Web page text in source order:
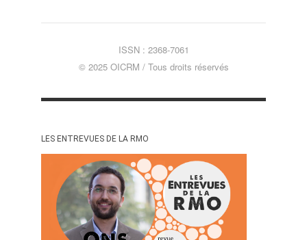
ISSN : 2368-7061
© 2025 OICRM / Tous droits réservés
LES ENTREVUES DE LA RMO